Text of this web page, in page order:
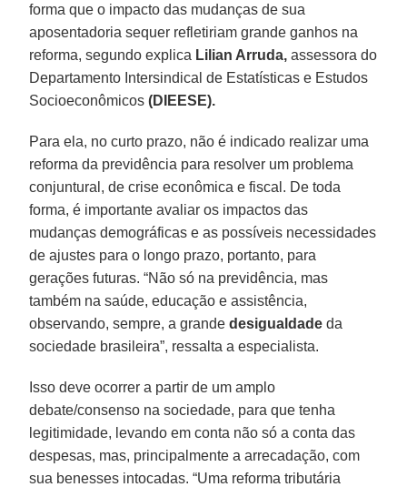
forma que o impacto das mudanças de sua
aposentadoria sequer refletiriam grande ganhos na
reforma, segundo explica Lilian Arruda, assessora do
Departamento Intersindical de Estatísticas e Estudos
Socioeconômicos(DIEESE).
Para ela, no curto prazo, não é indicado realizar uma
reforma da previdência para resolver um problema
conjuntural, de crise econômica e fiscal. De toda
forma, é importante avaliar os impactos das
mudanças demográficas e as possíveis necessidades
de ajustes para o longo prazo, portanto, para
gerações futuras. “Não só na previdência, mas
também na saúde, educação e assistência,
observando, sempre, a grandedesigualdade da
sociedade brasileira”, ressalta a especialista.
Isso deve ocorrer a partir de um amplo
debate/consenso na sociedade, para que tenha
legitimidade, levando em conta não só a conta das
despesas, mas, principalmente a arrecadação, com
sua benesses intocadas. “Uma reforma tributária